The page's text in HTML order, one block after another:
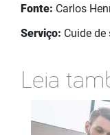
Fonte: Carlos
Serviço: Cuide
Leia